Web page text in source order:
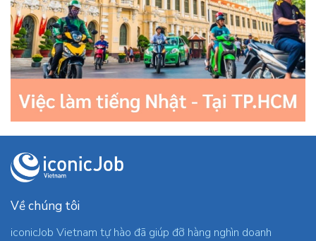
Về chúng tôi
iconicJob Vietnam tự hào đã giúp đỡ hàng nghìn doanh